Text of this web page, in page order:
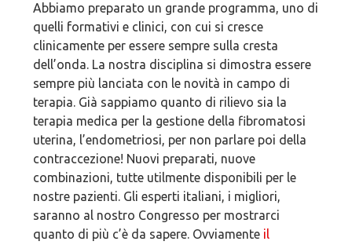
Abbiamo preparato un grande programma, uno di
quelli formativi e clinici, con cui si cresce
clinicamente per essere sempre sulla cresta
dell’onda. La nostra disciplina si dimostra essere
sempre più lanciata con le novità in campo di
terapia. Già sappiamo quanto di rilievo sia la
terapia medica per la gestione della fibromatosi
uterina, l’endometriosi, per non parlare poi della
contraccezione! Nuovi preparati, nuove
combinazioni, tutte utilmente disponibili per le
nostre pazienti. Gli esperti italiani, i migliori,
saranno al nostro Congresso per mostrarci
quanto di più c’è da sapere. Ovviamente il